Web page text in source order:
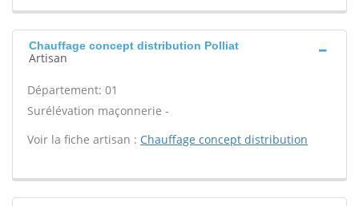
Chauffage concept distribution Polliat
Artisan
Département: 01
Surélévation maçonnerie -
Voir la fiche artisan : Chauffage concept distribution